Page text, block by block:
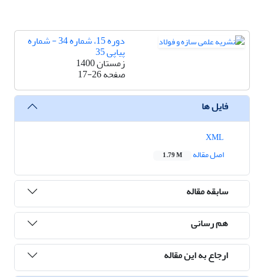
دوره 15، شماره 34 - شماره
پیاپی 35
زمستان 1400
صفحه17-26
فایل ها
اصل مقاله
1.79 M
سابقه مقاله
هم رسانی
ارجاع به این مقاله